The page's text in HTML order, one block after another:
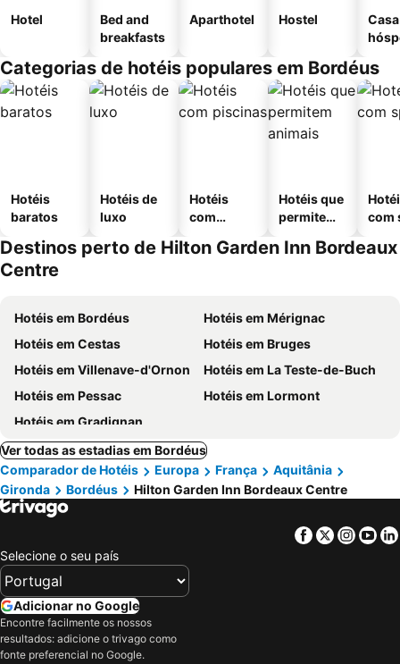
Hotel
Bed and
breakfasts
Aparthotel Hostel
Categorias de hotéis populares em Bordéus
Hotéis
baratos
Hotéis de
luxo
Hotéis
com
Hotéis que
permitem
com
Destinos perto de Hilton Garden Inn Bordeaux
Centre
Hotéis em Bordéus
Hotéis em Mérignac
Hotéis em Cestas
Hotéis em Bruges
Hotéis em Villenave-d'Ornon
Hotéis em La Teste-de-Buch
Hotéis em Pessac
Hotéis em Lormont
Hotéis em Gradignan
Ver todas as estadias em Bordéus
Comparador de Hotéis
Europa França
Aquitânia
Gironda
Bordéus Hilton Garden Inn Bordeaux Centre
Facebook
Twitter
Selecione o seu país
Adicionar no Google
Encontre facilmente os nossos
resultados: adicione o trivago como
fonte preferencial no Google.